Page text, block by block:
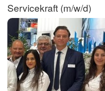
Servicekraft (m/w/d)